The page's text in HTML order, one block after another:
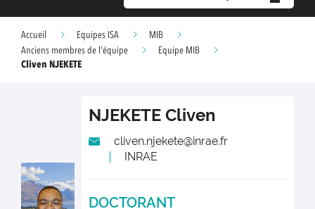
Accueil Equipes ISA
MIB
Anciens membres de l'équipe
Equipe MIB
Cliven NJEKETE
NJEKETE Cliven
cliven.njekete@inrae.fr
INRAE
DOCTORANT